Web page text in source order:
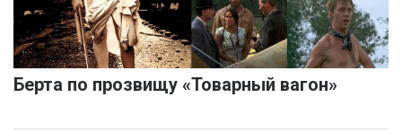
Берта по прозвищу «Товарный вагон»